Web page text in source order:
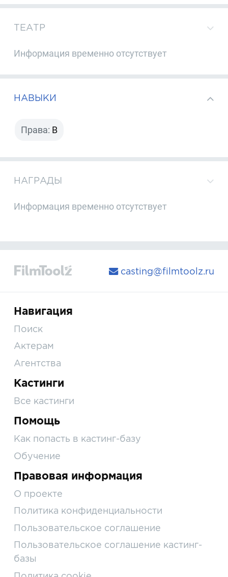
ТЕАТР
Информация временно отсутствует
НАВЫКИ
Права: B
НАГРАДЫ
Информация временно отсутствует
casting@filmtoolz.ru
Навигация
Поиск
Актерам
Агентства
Кастинги
Все кастинги
Помощь
Как попасть в кастинг-базу
Обучение
Правовая информация
О проекте
Политика конфиденциальности
Пользовательское соглашение
Пользовательское соглашение кастинг-
базы